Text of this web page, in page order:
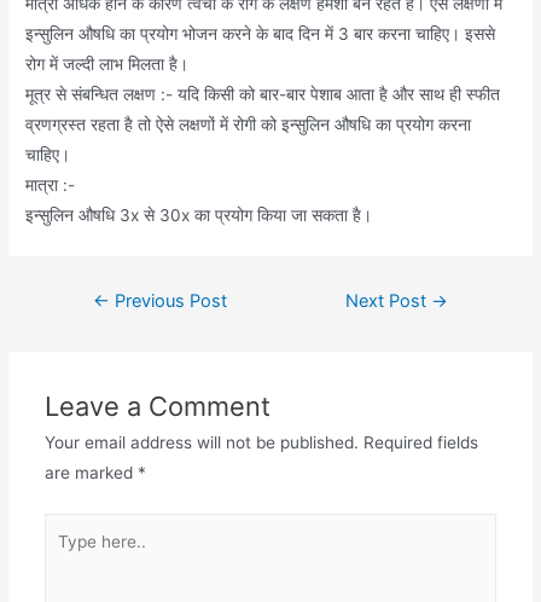
मात्रा अधिक होने के कारण त्वचा के रोग के लक्षण हमेशा बने रहते हैं। ऐसे लक्षणों में
इन्सुलिन औषधि का प्रयोग भोजन करने के बाद दिन में 3 बार करना चाहिए। इससे
रोग में जल्दी लाभ मिलता है।
मूत्र से संबन्धित लक्षण :- यदि किसी को बार-बार पेशाब आता है और साथ ही स्फीत
व्रणग्रस्त रहता है तो ऐसे लक्षणों में रोगी को इन्सुलिन औषधि का प्रयोग करना
चाहिए।
मात्रा :-
इन्सुलिन औषधि 3x से 30x का प्रयोग किया जा सकता है।
Post← Previous Post Next Post →
Leave a Comment
Your email address will not be published. Required fields
are marked *
here..